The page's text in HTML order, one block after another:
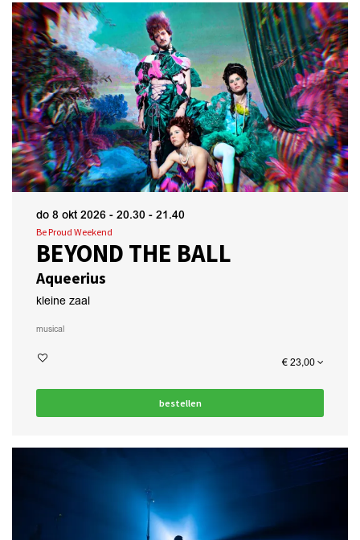
BEYOND THE BALL
Aqueerius
Be Proud Weekend
do 8 okt 2026 - 20.30 - 21.40
kleine zaal
musical
€ 23,00
bestellen